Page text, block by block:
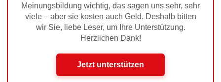
Meinungsbildung wichtig, das sagen uns sehr, sehr
viele – aber sie kosten auch Geld. Deshalb bitten
wir Sie, liebe Leser, um Ihre Unterstützung.
Herzlichen Dank!
Jetzt unterstützen